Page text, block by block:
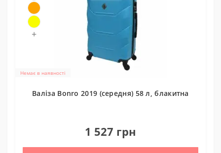
Немає в наявності
+
Валіза Bonro 2019 (середня) 58 л, блакитна
1 527 грн